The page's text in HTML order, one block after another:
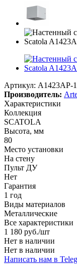
Артикул: A1423AP-
Производитель:
Характеристики
Коллекция
SCATOLA
Высота, мм
80
Место установки
На стену
Пульт ДУ
Нет
Гарантия
1 год
Виды материалов
Металлические
Все характеристики
1 180 руб./шт
Нет в наличии
Нет в наличии
Написать нам в